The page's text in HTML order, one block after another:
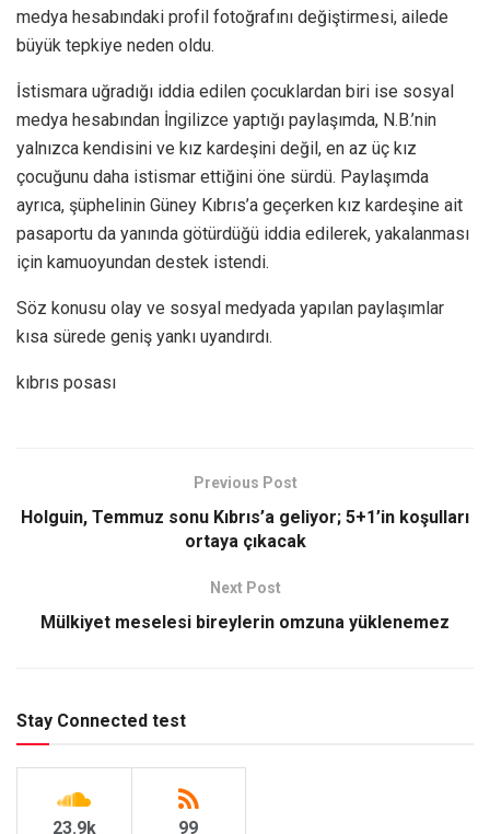
medya hesabındaki profil fotoğrafını değiştirmesi, ailede
büyük tepkiye neden oldu.
İstismara uğradığı iddia edilen çocuklardan biri ise sosyal
medya hesabından İngilizce yaptığı paylaşımda, N.B.’nin
yalnızca kendisini ve kız kardeşini değil, en az üç kız
çocuğunu daha istismar ettiğini öne sürdü. Paylaşımda
ayrıca, şüphelinin Güney Kıbrıs’a geçerken kız kardeşine ait
pasaportu da yanında götürdüğü iddia edilerek, yakalanması
için kamuoyundan destek istendi.
Söz konusu olay ve sosyal medyada yapılan paylaşımlar
kısa sürede geniş yankı uyandırdı.
kıbrıs posası
Previous Post
Holguin, Temmuz sonu Kıbrıs’a geliyor; 5+1’in koşulları
ortaya çıkacak
Next Post
Mülkiyet meselesi bireylerin omzuna yüklenemez
Stay Connected test
23.9k 99